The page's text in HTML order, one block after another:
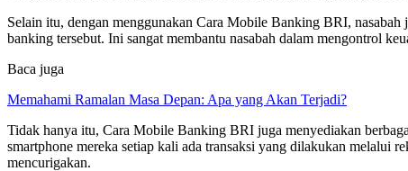
Selain itu, dengan menggunakan Cara Mobile Banking BRI,
banking tersebut. Ini sangat membantu nasabah dalam mengontrol
Baca juga
Memahami Ramalan Masa Depan: Apa yang Akan Terjadi?
Tidak hanya itu, Cara Mobile Banking BRI juga menyediakan
smartphone mereka setiap kali ada transaksi yang dilakukan melalui
mencurigakan.